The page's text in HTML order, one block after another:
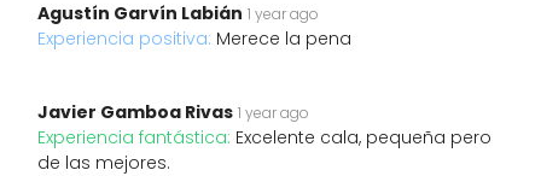
Agustín Garvín Labián 1 year ago
Experiencia positiva: Merece la pena
Javier Gamboa Rivas 1 year ago
Experiencia fantástica: Excelente cala, pequeña pero
de las mejores.